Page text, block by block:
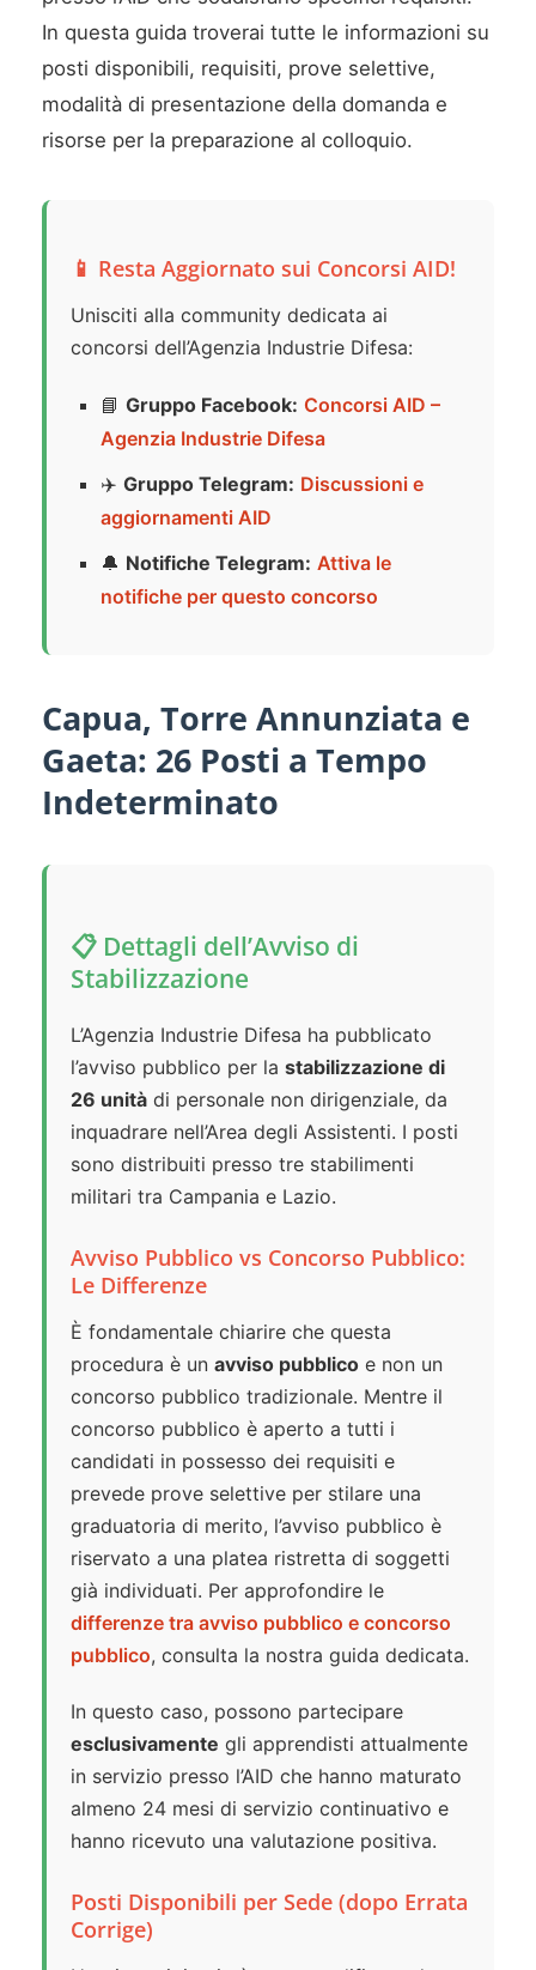
In questa guida troverai tutte le informazioni su
posti disponibili, requisiti, prove selettive,
modalità di presentazione della domanda e
risorse per la preparazione al colloquio.
📱 Resta Aggiornato sui Concorsi AID!
Unisciti alla community dedicata ai
concorsi dell’Agenzia Industrie Difesa:
📘 Gruppo Facebook: Concorsi AID –
Agenzia Industrie Difesa
✈️ Gruppo Telegram: Discussioni e
aggiornamenti AID
🔔 Notifiche Telegram: Attiva le
notifiche per questo concorso
Capua, Torre Annunziata e
Gaeta: 26 Posti a Tempo
Indeterminato
📋 Dettagli dell’Avviso di
Stabilizzazione
L’Agenzia Industrie Difesa ha pubblicato
l’avviso pubblico per la stabilizzazione di
26 unità di personale non dirigenziale, da
inquadrare nell’Area degli Assistenti. I posti
sono distribuiti presso tre stabilimenti
militari tra Campania e Lazio.
Avviso Pubblico vs Concorso Pubblico:
Le Differenze
È fondamentale chiarire che questa
procedura è un avviso pubblico e non un
concorso pubblico tradizionale. Mentre il
concorso pubblico è aperto a tutti i
candidati in possesso dei requisiti e
prevede prove selettive per stilare una
graduatoria di merito, l’avviso pubblico è
riservato a una platea ristretta di soggetti
già individuati. Per approfondire le
differenze tra avviso pubblico e concorso
pubblico, consulta la nostra guida dedicata.
In questo caso, possono partecipare
esclusivamente gli apprendisti attualmente
in servizio presso l’AID che hanno maturato
almeno 24 mesi di servizio continuativo e
hanno ricevuto una valutazione positiva.
Posti Disponibili per Sede (dopo Errata
Corrige)